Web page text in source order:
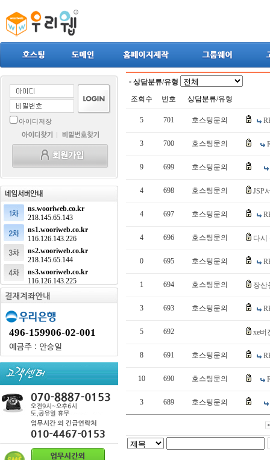
아이디저장
ns.wooriweb.co.kr
218.145.65.143
ns1.wooriweb.co.kr
116.126.143.226
ns2.wooriweb.co.kr
218.145.65.144
ns3.wooriweb.co.kr
116.126.143.225
496-159906-02-001
상담분류/유형
조회수
번호 상담분류/유형
5 701 호스팅문의
3 700 호스팅문의
9 699 호스팅문의
4 698 호스팅문의 JSP
4 697 호스팅문의
4 696 호스팅문의 다시
0 695 호스팅문의
1 694 호스팅문의 장산
3 693 호스팅문의
5 692 xe버
8 691 호스팅문의
10 690 호스팅문의
3 689 호스팅문의